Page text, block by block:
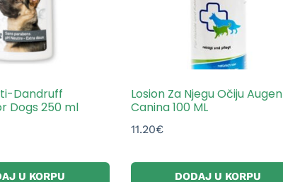
Dandruff
Dogs 250 ml
U KORPU
Losion Za Njegu Očiju Augen
Canina 100 ML
11.20€
DODAJ U KORPU